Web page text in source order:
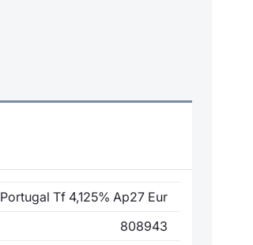
Portugal Tf 4,125% Ap27 Eur
808943